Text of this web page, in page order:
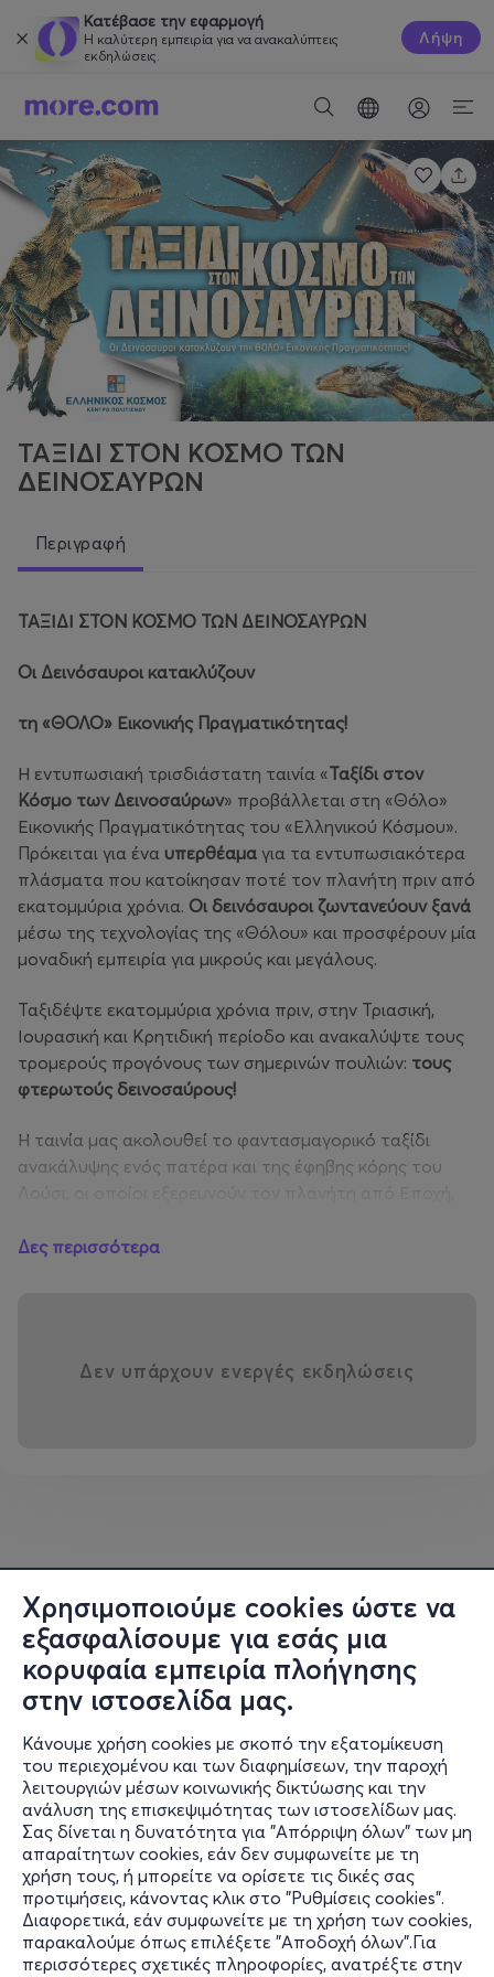
Χρησιμοποιούμε cookies ώστε να
εξασφαλίσουμε για εσάς μια
κορυφαία εμπειρία πλοήγησης
στην ιστοσελίδα μας.
Κάνουμε χρήση cookies με σκοπό την εξατομίκευση
του περιεχομένου και των διαφημίσεων, την παροχή
λειτουργιών μέσων κοινωνικής δικτύωσης και την
ανάλυση της επισκεψιμότητας των ιστοσελίδων μας.
Σας δίνεται η δυνατότητα για "Απόρριψη όλων" των μη
απαραίτητων cookies, εάν δεν συμφωνείτε με τη
χρήση τους, ή μπορείτε να ορίσετε τις δικές σας
προτιμήσεις, κάνοντας κλικ στο "Ρυθμίσεις cookies".
Διαφορετικά, εάν συμφωνείτε με τη χρήση των cookies,
παρακαλούμε όπως επιλέξετε "Αποδοχή όλων".Για
περισσότερες σχετικές πληροφορίες, ανατρέξτε στην
Κατέβασε την εφαρμογή
Η καλύτερη εμπειρία για να ανακαλύπτεις
εκδηλώσεις.
Λήψη
ΤΑΞΙΔΙ ΣΤΟΝ ΚΟΣΜΟ ΤΩΝ
ΔΕΙΝΟΣΑΥΡΩΝ
Περιγραφή
ΤΑΞΙΔΙ ΣΤΟΝ ΚΟΣΜΟ ΤΩΝ ΔΕΙΝΟΣΑΥΡΩΝ
Οι Δεινόσαυροι κατακλύζουν
τη «ΘΟΛΟ» Εικονικής Πραγματικότητας!
Η εντυπωσιακή τρισδιάστατη ταινία «Ταξίδι στον
Κόσμο των Δεινοσαύρων» προβάλλεται στη «Θόλο»
Εικονικής Πραγματικότητας του «Ελληνικού Κόσμου».
Πρόκειται για ένα υπερθέαμα για τα εντυπωσιακότερα
πλάσματα που κατοίκησαν ποτέ τον πλανήτη πριν από
εκατομμύρια χρόνια. Οι δεινόσαυροι ζωντανεύουν ξανά
μέσω της τεχνολογίας της «Θόλου» και προσφέρουν μία
μοναδική εμπειρία για μικρούς και μεγάλους.
Ταξιδέψτε εκατομμύρια χρόνια πριν, στην Τριασική,
Ιουρασική και Κρητιδική περίοδο και ανακαλύψτε τους
τρομερούς προγόνους των σημερινών πουλιών: τους
φτερωτούς δεινοσαύρους!
Η ταινία μας ακολουθεί το φαντασμαγορικό ταξίδι
ανακάλυψης ενός πατέρα και της έφηβης κόρης του
στοιχεία για την προέλευση των πουλιών από τους
Πτερόσαυρους, Μικροράπτορες, Ραμφόρρυγχους,
τροπικά δάση, θα σκαρφαλώσουν σε παγωμένες
οροσειρές, θα διασχίσουν προϊστορικές θάλασσες, θα
πηδήξουν σε τεράστιες στοές. Στο τέλος, θα γίνουν
μάρτυρες της κατακλυσμιαίας τελευταίας μέρας των
δεινοσαύρων πάνω στη γη: όταν ο τεράστιος
αστεροειδής, που προσέκρουσε πάνω στον πλανήτη,
προκάλεσε το ντόμινο της εξαφάνισης αυτών των
τρομερών πλασμάτων.
Η νέα ταινία ΘΟΛΟΥ, που θα μαγέψει μικρούς και
μεγάλους, παρουσιάζει με εύληπτο και συνάμα
συναρπαστικό τρόπο στους θεατές εκπαιδευτικά
θέματα όπως:την μετατόπιση των ηπείρων, τηνκίνηση
των αστεριών, τηφύση των αστεροειδών και φυσικά
Δες περισσότερα
Δεν υπάρχουν ενεργές εκδηλώσεις
Πληροφορίες
Υποστήριξη
Stay Connected